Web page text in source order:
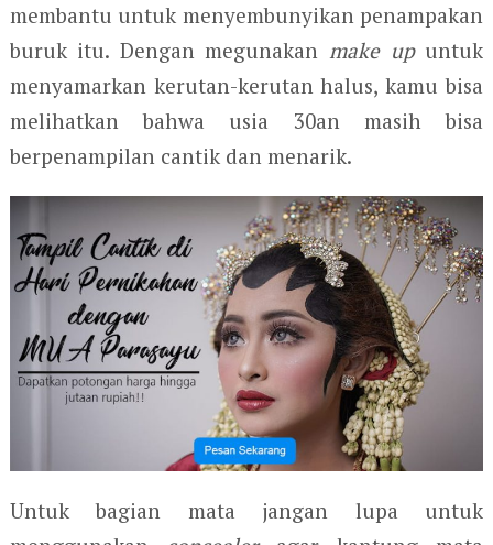
membantu untuk menyembunyikan penampakan
buruk itu. Dengan megunakanmake upuntuk
menyamarkan kerutan-kerutan halus, kamu bisa
melihatkan bahwa usia 30an masih bisa
berpenampilan cantik dan menarik.
Untuk bagian mata jangan lupa untuk